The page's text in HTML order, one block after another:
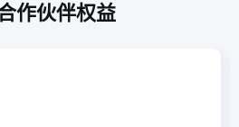
作伙伴权益